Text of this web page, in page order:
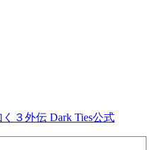
３外伝 Dark Ties公式